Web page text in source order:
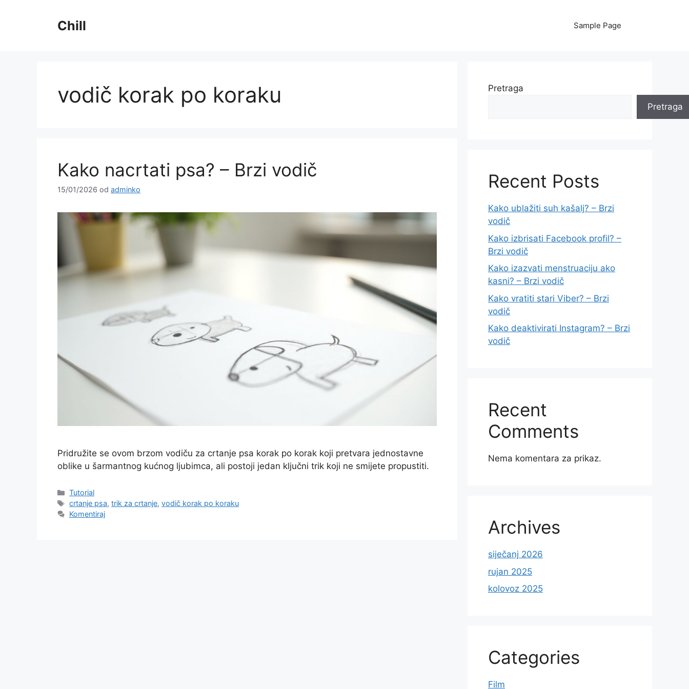
Chill Sample Page
vodič korak po koraku
Kako nacrtati psa? – Brzi vodič
15/01/2026 od adminko
Pridružite se ovom brzom vodiču za crtanje psa korak po korak koji pretvara jednostavne
oblike u šarmantnog kućnog ljubimca, ali postoji jedan ključni trik koji ne smijete propustiti.
Kategorije
Tutorial
Oznake
crtanje psa,trik za crtanje,vodič korak po koraku
Komentiraj
Pretraga
Pretraga
Recent Posts
Kako ublažiti suh kašalj? – Brzi
vodič
Kako izbrisati Facebook profil? –
Brzi vodič
Kako izazvati menstruaciju ako
kasni? – Brzi vodič
Kako vratiti stari Viber? – Brzi
vodič
Kako deaktivirati Instagram? – Brzi
vodič
Recent
Comments
Nema komentara za prikaz.
Archives
siječanj 2026
rujan 2025
kolovoz 2025
Categories
Film